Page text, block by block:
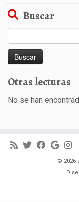
Buscar
Otras lecturas
No se han
· © 2026